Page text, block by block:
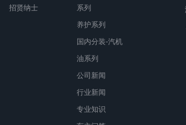
招贤纳士
系列
养护系列
国内分装-汽机
油系列
公司新闻
行业新闻
专业知识